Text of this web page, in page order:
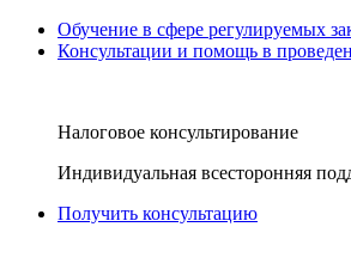
Обучение в сфере регулируемых
Консультации и помощь в
Налоговое консультирование
Индивидуальная всесторонняя
Получить консультацию